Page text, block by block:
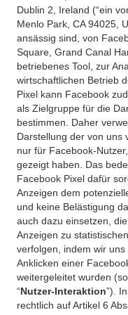
Dublin 2, Ireland (“ein
Menlo Park, CA 94025,
ansässig sind, von
Square, Grand Canal
betriebenes Tool, zur
wirtschaftlichen Betrieb
Pixel kann Facebook
als Zielgruppe für die
bestimmen. Daher
Darstellung der von uns
nur für Facebook-
gezeigt haben. Das
Facebook Pixel dafür
Anzeigen dem
und keine Belästigung
auch dazu einsetzen,
Anzeigen zu
verfolgen, indem wir
Anklicken einer
weitergeleitet wurden (so
“Nutzer-Interaktion”).
rechtlich auf Artikel 6